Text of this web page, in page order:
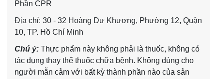
Phần CPR
Địa chỉ: 30 - 32 Hoàng Dư Khương, Phường 12, Quận
10, TP. Hồ Chí Minh
Chú ý: Thực phẩm này không phải là thuốc, không có
tác dụng thay thế thuốc chữa bệnh. Không dùng cho
người mẫn cảm với bất kỳ thành phần nào của sản